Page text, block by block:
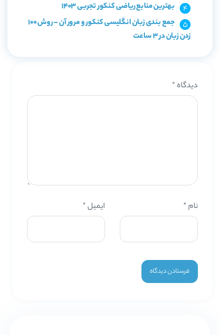
بهترین منابع ریاضی کنکور تجربی 1403
جمع بندی زبان انگلیسی کنکور و مرور آن – روش 100
زدن زبان در 3 ساعت
دیدگاه *
نام * ایمیل*